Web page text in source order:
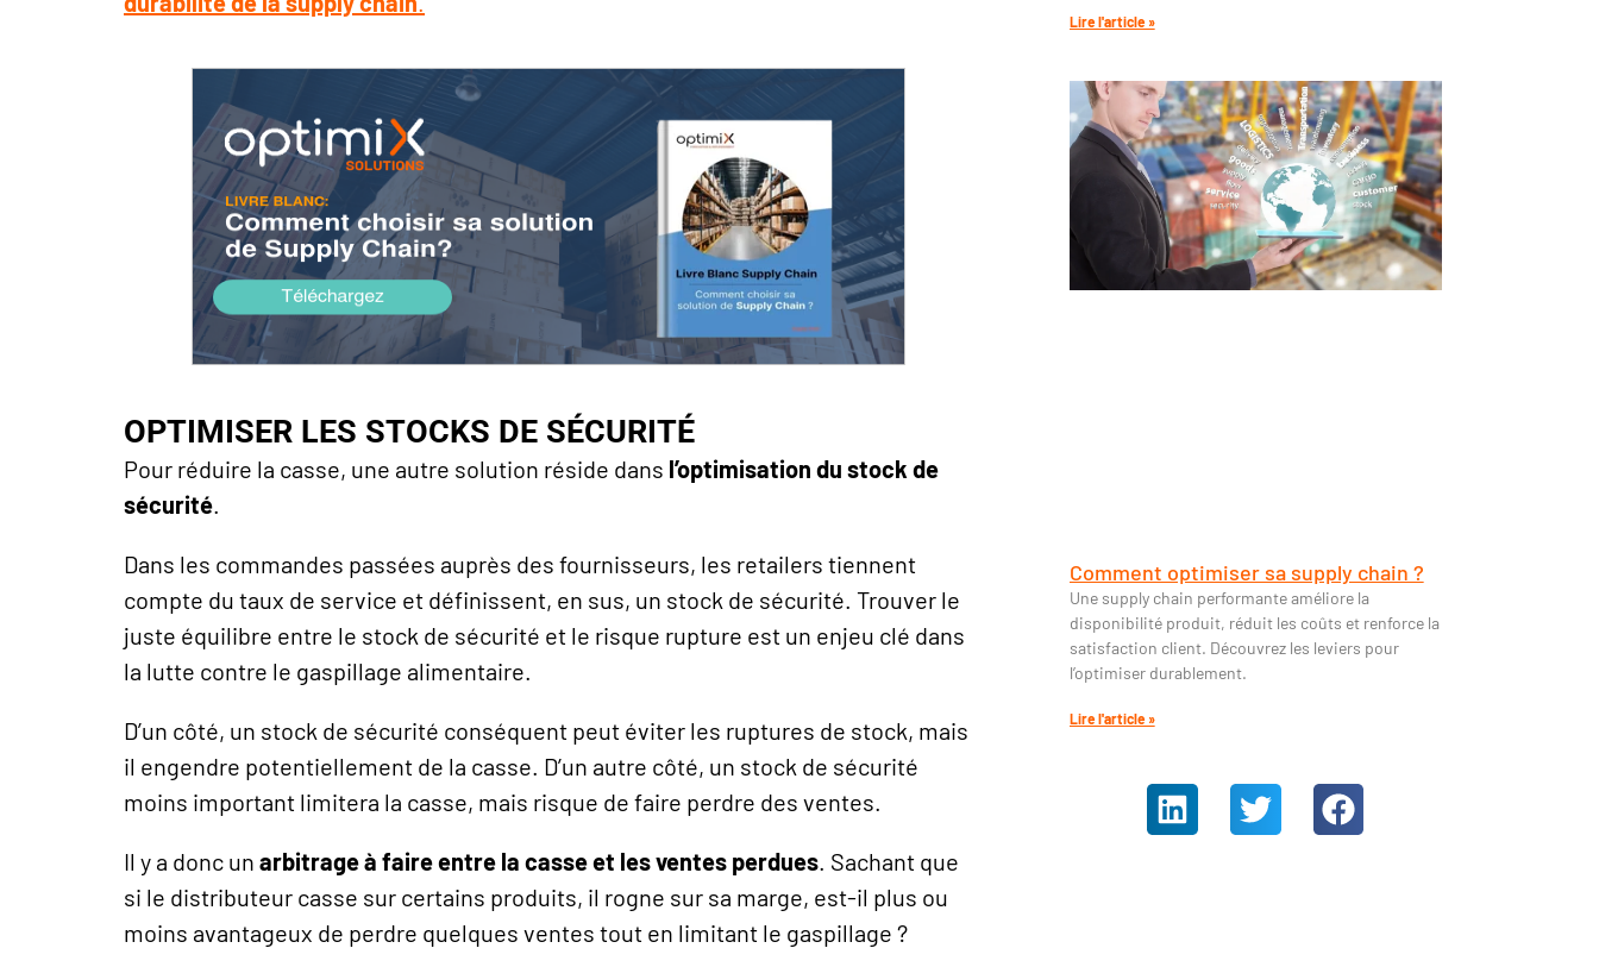
OPTIMISER LES STOCKS DE SÉCURITÉ
Pour réduire la casse, une autre solution réside dans l’optimisation du stock de
sécurité.
Dans les commandes passées auprès des fournisseurs, les retailers tiennent
compte du taux de service et définissent, en sus, un stock de sécurité. Trouver le
juste équilibre entre le stock de sécurité et le risque rupture est un enjeu clé dans
la lutte contre le gaspillage alimentaire.
D’un côté, un stock de sécurité conséquent peut éviter les ruptures de stock, mais
il engendre potentiellement de la casse. D’un autre côté, un stock de sécurité
moins important limitera la casse, mais risque de faire perdre des ventes.
Il y a donc un arbitrage à faire entre la casse et les ventes perdues. Sachant que
si le distributeur casse sur certains produits, il rogne sur sa marge, est-il plus ou
moins avantageux de perdre quelques ventes tout en limitant le gaspillage ?
Lire l'article »
Comment optimiser sa supply chain ?
Une supply chain performante améliore la
disponibilité produit, réduit les coûts et renforce la
satisfaction client. Découvrez les leviers pour
l’optimiser durablement.
Lire l'article »